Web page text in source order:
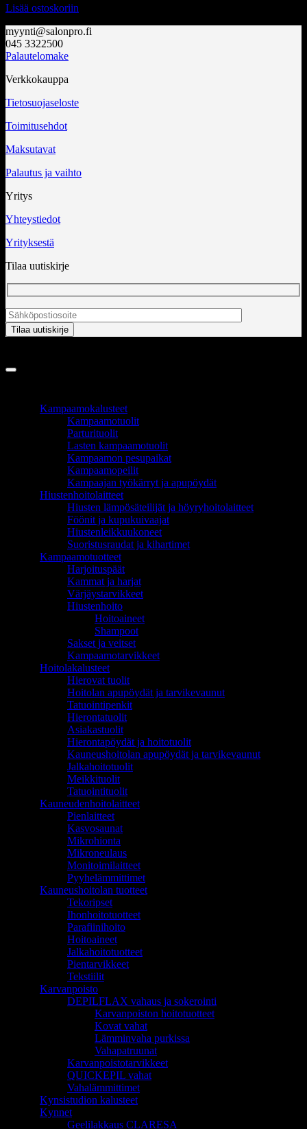
Lisää ostoskoriin
myynti@salonpro.fi
045 3322500
Palautelomake
Verkkokauppa
Tietosuojaseloste
Toimitusehdot
Maksutavat
Palautus ja vaihto
Yritys
Yhteystiedot
Yrityksestä
Tilaa uutiskirje
Kampaamokalusteet
Kampaamotuolit
Parturituolit
Lasten kampaamotuolit
Kampaamon pesupaikat
Kampaamopeilit
Kampaajan työkärryt ja apupöydät
Hiustenhoitolaitteet
Hiusten lämpösäteilijät ja höyryhoitolaitteet
Föönit ja kupukuivaajat
Hiustenleikkuukoneet
Suoristusraudat ja kihartimet
Kampaamotuotteet
Harjoituspäät
Kammat ja harjat
Värjäystarvikkeet
Hiustenhoito
Hoitoaineet
Shampoot
Sakset ja veitset
Kampaamotarvikkeet
Hoitolakalusteet
Hierovat tuolit
Hoitolan apupöydät ja tarvikevaunut
Tatuointipenkit
Hierontatuolit
Asiakastuolit
Hierontapöydät ja hoitotuolit
Kauneushoitolan apupöydät ja tarvikevaunut
Jalkahoitotuolit
Meikkituolit
Tatuointituolit
Kauneudenhoitolaitteet
Pienlaitteet
Kasvosaunat
Mikrohionta
Mikroneulaus
Monitoimilaitteet
Pyyhelämmittimet
Kauneushoitolan tuotteet
Tekoripset
Ihonhoitotuotteet
Parafiinihoito
Hoitoaineet
Jalkahoitotuotteet
Pientarvikkeet
Tekstiilit
Karvanpoisto
DEPILFLAX vahaus ja sokerointi
Karvanpoiston hoitotuotteet
Kovat vahat
Lämminvaha purkissa
Vahapatruunat
Karvanpoistotarvikkeet
QUICKEPIL vahat
Vahalämmittimet
Kynsistudion kalusteet
Kynnet
Geelilakkaus CLARESA